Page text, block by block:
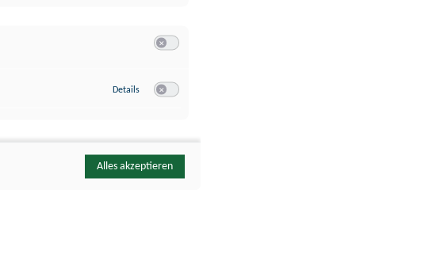
Details zu YouTube
Alles akzeptieren